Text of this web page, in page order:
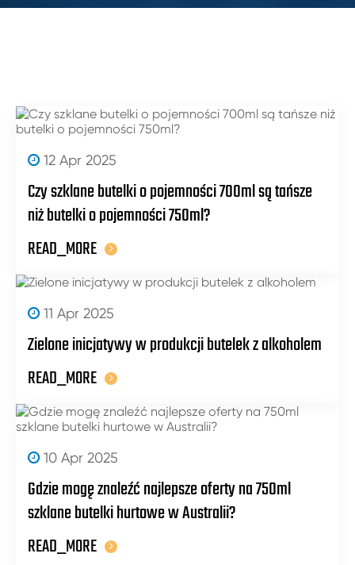
12 Apr 2025
Czy szklane butelki o pojemności 700ml są tańsze
niż butelki o pojemności 750ml?
READ_MORE
11 Apr 2025
Zielone inicjatywy w produkcji butelek z alkoholem
READ_MORE
10 Apr 2025
Gdzie mogę znaleźć najlepsze oferty na 750ml
szklane butelki hurtowe w Australii?
READ_MORE